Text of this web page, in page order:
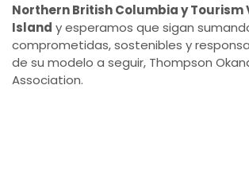
Northern British Columbia y Tourism
Island y esperamos que sigan
comprometidas, sostenibles y
de su modelo a seguir, Thompson
Association.